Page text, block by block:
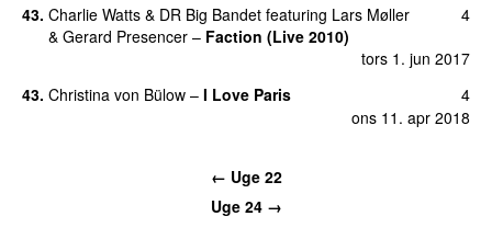
43. Charlie Watts & DR Big Bandet featuring Lars Møller
& Gerard Presencer – Faction (Live 2010)
tors 1. jun 2017
4
43. Christina von Bülow – I Love Paris
ons 11. apr 2018
4
← Uge 22
Uge 24→